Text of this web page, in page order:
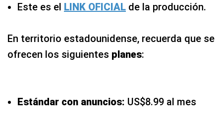
Este es el LINK OFICIAL de la producción.
En territorio estadounidense, recuerda que se
ofrecen los siguientes planes:
Estándar con anuncios: US$8.99 al mes